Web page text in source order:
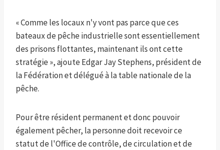
« Comme les locaux n'y vont pas parce que ces
bateaux de pêche industrielle sont essentiellement
des prisons flottantes, maintenant ils ont cette
stratégie », ajoute Edgar Jay Stephens, président de
la Fédération et délégué à la table nationale de la
pêche.
Pour être résident permanent et donc pouvoir
également pêcher, la personne doit recevoir ce
statut de l'Office de contrôle, de circulation et de